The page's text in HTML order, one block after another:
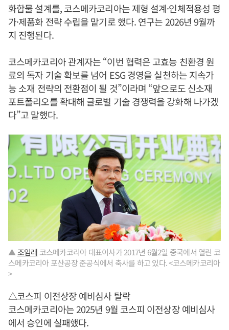
화합물 설계를, 코스메카코리아는 제형 설계·인체적용성 평
가·제품화 전략 수립을 맡기로 했다. 연구는 2026년 9월까
지 진행된다.
코스메카코리아 관계자는 “이번 협력은 고효능 친환경 원
료의 독자 기술 확보를 넘어 ESG 경영을 실천하는 지속가
능 소재 전략의 전환점이 될 것”이라며 “앞으로도 신소재
포트폴리오를 확대해 글로벌 기술 경쟁력을 강화해 나가겠
다”고 말했다.
▲조임래 코스메카코리아 대표이사가 2017년 6월2일 중국에서 열린 코
스메카코리아 포산공장 준공식에서 축사를 하고 있다. <코스메카코리아
>
△코스피 이전상장 예비심사 탈락
코스메카코리아는 2025년 9월 코스피 이전상장 예비심사
에서 승인에 실패했다.